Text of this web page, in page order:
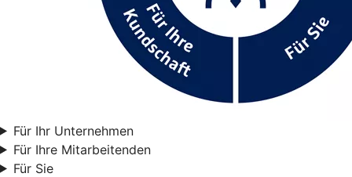
Für Ihr Unternehmen
Für Ihre Mitarbeitenden
Für Sie